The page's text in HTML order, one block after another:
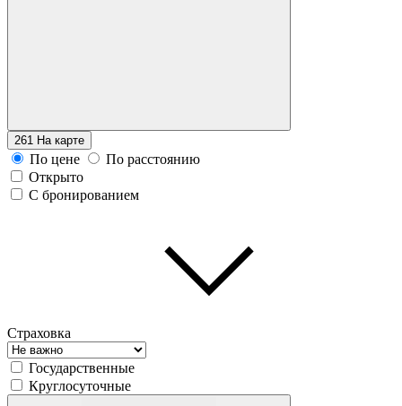
261 На карте
По цене
По расстоянию
Открыто
С бронированием
Страховка
Государственные
Круглосуточные